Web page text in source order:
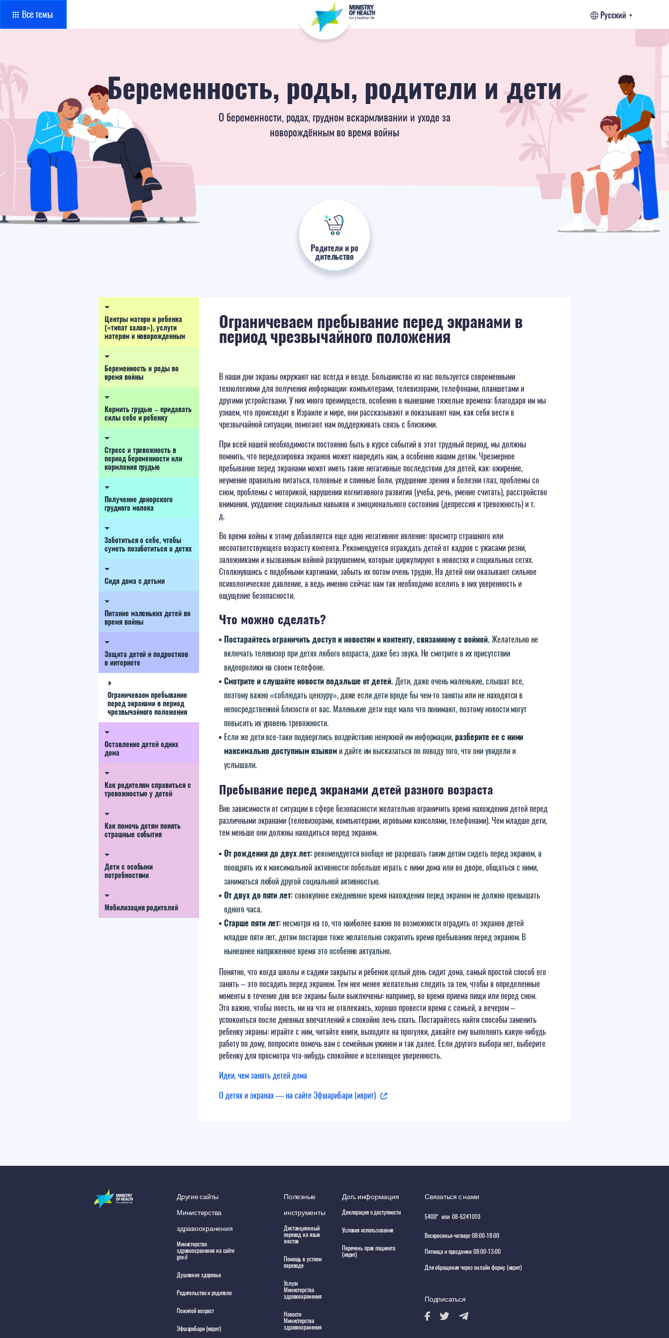
Все темы Русский
О беременности, родах, грудном вскармливании и уходе за
новорождённым во время войны
Родители и ро
дительство
Центры матери и ребенка
(«типат халав»), услуги
матерям и новорожденным
Беременность и роды во
время войны
Кормить грудью – придавать
силы себе и ребенку
Стресс и тревожность в
период беременности или
кормления грудью
Получение донорского
грудного молока
Заботиться о себе, чтобы
суметь позаботиться о детях
Сидя дома с детьми
Питание маленьких детей во
время войны
Защита детей и подростков
в интернете
Ограничеваем пребывание
перед экранами в период
чрезвычайного положения
Оставление детей одних
дома
Как родителям справиться с
тревожностью у детей
Как помочь детям понять
страшные события
Дети с особыми
потребностями
Мобилизация родителей
Ограничеваем пребывание перед экранами в
период чрезвычайного положения
В наши дни экраны окружают нас всегда и везде. Большинство из нас пользуется современными
технологиями для получения информации: компьютерами, телевизорами, телефонами, планшетами и
другими устройствами. У них много преимуществ, особенно в нынешние тяжелые времена: благодаря им мы
узнаем, что происходит в Израиле и мире, они рассказывают и показывают нам, как себя вести в
чрезвычайной ситуации, помогают нам поддерживать связь с близкими.
При всей нашей необходимости постоянно быть в курсе событий в этот трудный период, мы должны
помнить, что передозировка экранов может навредить нам, а особенно нашим детям. Чрезмерное
пребывание перед экранами может иметь такие негативные последствия для детей, как: ожирение,
неумение правильно питаться, головные и спинные боли, ухудшение зрения и болезни глаз, проблемы со
сном, проблемы с моторикой, нарушения когнитивного развития (учеба, речь, умение считать), расстройство
внимания, ухудшение социальных навыков и эмоционального состояния (депрессия и тревожность) и т.
д.
Во время войны к этому добавляется еще одно негативное явление: просмотр страшного или
несоответствующего возрасту контента. Рекомендуется ограждать детей от кадров с ужасами резни,
заложниками и вызванным войной разрушением, которые циркулируют в новостях и социальных сетях.
Столкнувшись с подобными картинами, забыть их потом очень трудно. На детей они оказывают сильное
психологическое давление, а ведь именно сейчас нам так необходимо вселить в них уверенность и
ощущение безопасности.
Что можно сделать?
Постарайтесь ограничить доступ к новостям и контенту, связанному с войной.Желательно не
включать телевизор при детях любого возраста, даже без звука. Не смотрите в их присутствии
видеоролики на своем телефоне.
Смотрите и слушайте новости подальше от детей. Дети, даже очень маленькие, слышат все,
поэтому важно «соблюдать цензуру», даже если дети вроде бы чем-то заняты или не находятся в
непосредственной близости от вас. Маленькие дети еще мало что понимают, поэтому новости могут
повысить их уровень тревожности.
Если же дети все-таки подверглись воздействию ненужной им информации,разберите ее с ними
максимально доступным языкоми дайте им высказаться по поводу того, что они увидели и
услышали.
Пребывание перед экранами детей разного возраста
Вне зависимости от ситуации в сфере безопасности желательно ограничить время нахождения детей перед
различными экранами (телевизорами, компьютерами, игровыми консолями, телефонами). Чем младше дети,
тем меньше они должны находиться перед экраном.
От рождения до двух лет:рекомендуется вообще не разрешать таким детям сидеть перед экраном, а
поощрять их к максимальной активности: побольше играть с ними дома или во дворе, общаться с ними,
заниматься любой другой социальной активностью.
От двух до пяти лет:совокупное ежедневное время нахождения перед экраном не должно превышать
одного часа.
Старше пяти лет:несмотря на то, что наиболее важно по возможности оградить от экранов детей
младше пяти лет, детям постарше тоже желательно сократить время пребывания перед экраном. В
нынешнее напряженное время это особенно актуально.
Понятно, что когда школы и садики закрыты и ребенок целый день сидит дома, самый простой способ его
занять – это посадить перед экраном. Тем нее менее желательно следить за тем, чтобы в определенные
моменты в течение дня все экраны были выключены: например, во время приема пищи или перед сном.
Это важно, чтобы поесть, ни на что не отвлекаясь, хорошо провести время с семьей, а вечером –
успокоиться после дневных впечатлений и спокойно лечь спать. Постарайтесь найти способы заменить
ребенку экраны: играйте с ним, читайте книги, выходите на прогулки, давайте ему выполнять какую-нибудь
работу по дому, попросите помочь вам с семейным ужином и так далее. Если другого выбора нет, выберите
ребенку для просмотра что-нибудь спокойное и вселяющее уверенность.
Идеи, чем занять детей дома
О детях и экранах — на сайте ЭфшариБари (иврит)
Другие сайты
Министерства
здравоохранения
Министерство
здравоохранения на сайте
gov.il
Душевное здоровье
Родительство и родители
Пожилой возраст
ЭфшариБари (иврит)
Полезные
инструменты
Дистанционный
перевод на язык
жестов
Помощь в устном
переводе
Услуги
Министерства
здравоохранения
Новости
Министерства
здравоохранения
Доп. информация
Декларация о доступности
Условия использования
Перечень прав пациента
(иврит)
Связаться с нами
5400* или08-6241010
Воскресенье-четверг: 08:00-18:00
Пятница и праздники: 08:00-13:00
Для обращения через онлайн форму(иврит)
Подписаться